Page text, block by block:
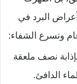
البرد في
وتسرع الشفاء:
نصف ملعقة
الدافئ.